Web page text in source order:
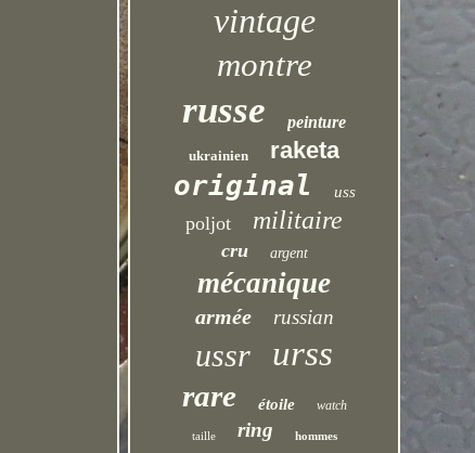
vintage
montre
russe peinture
ukrainien raketa
original uss
poljot militaire
cru argent
mécanique
armée russian
ussr urss
rare étoile watch
taille ring hommes